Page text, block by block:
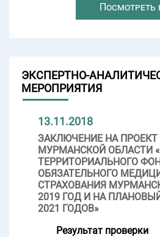
Посмотреть
ЭКСПЕРТНО-
МЕРОПРИЯТИЯ
13.11.2018
ЗАКЛЮЧЕНИЕ НА ПРОЕКТ
МУРМАНСКОЙ ОБЛАСТИ
ТЕРРИТОРИАЛЬНОГО
ОБЯЗАТЕЛЬНОГО
СТРАХОВАНИЯ
2019 ГОД И НА
2021 ГОДОВ»
Результат проверки